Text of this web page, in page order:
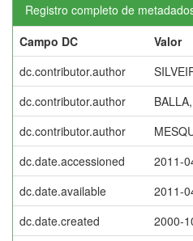
Registro completo de
Campo DC
Valor
dc.contributor.author
dc.contributor.author
dc.contributor.author
dc.date.accessioned
2011-
dc.date.available
2011-
dc.date.created
2000-